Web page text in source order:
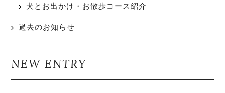
犬とお出かけ・お散歩コース紹介
過去のお知らせ
NEW ENTRY